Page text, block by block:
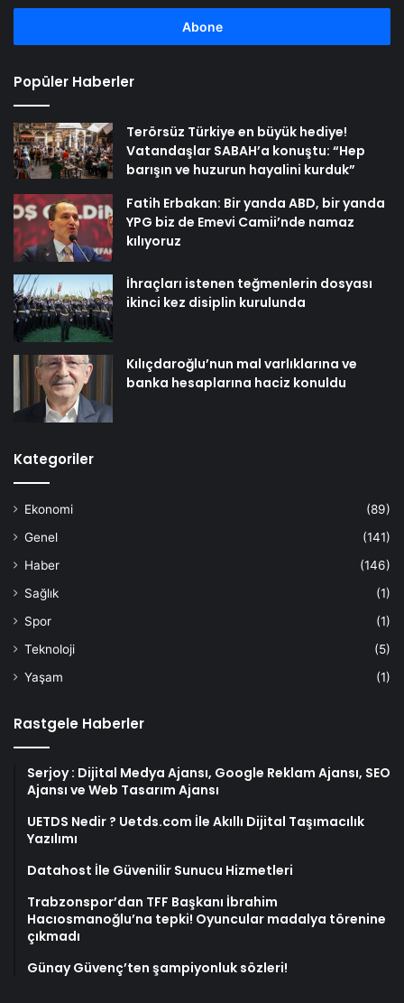
adresinizi
Popüler Haberler
Terörsüz Türkiye en büyük hediye!
Vatandaşlar SABAH’a konuştu: “Hep
barışın ve huzurun hayalini kurduk”
Fatih Erbakan: Bir yanda ABD, bir yanda
YPG biz de Emevi Camii’nde namaz
kılıyoruz
İhraçları istenen teğmenlerin dosyası
ikinci kez disiplin kurulunda
Kılıçdaroğlu’nun mal varlıklarına ve
banka hesaplarına haciz konuldu
Kategoriler
Ekonomi
(89)
Genel
(141)
Haber
(146)
Sağlık
(1)
Spor
(1)
Teknoloji
(5)
Yaşam
(1)
Rastgele Haberler
Serjoy : Dijital Medya Ajansı, Google Reklam Ajansı, SEO
Ajansı ve Web Tasarım Ajansı
UETDS Nedir ? Uetds.com İle Akıllı Dijital Taşımacılık
Yazılımı
Datahost İle Güvenilir Sunucu Hizmetleri
Trabzonspor’dan TFF Başkanı İbrahim
Hacıosmanoğlu’na tepki! Oyuncular madalya törenine
çıkmadı
Günay Güvenç’ten şampiyonluk sözleri!